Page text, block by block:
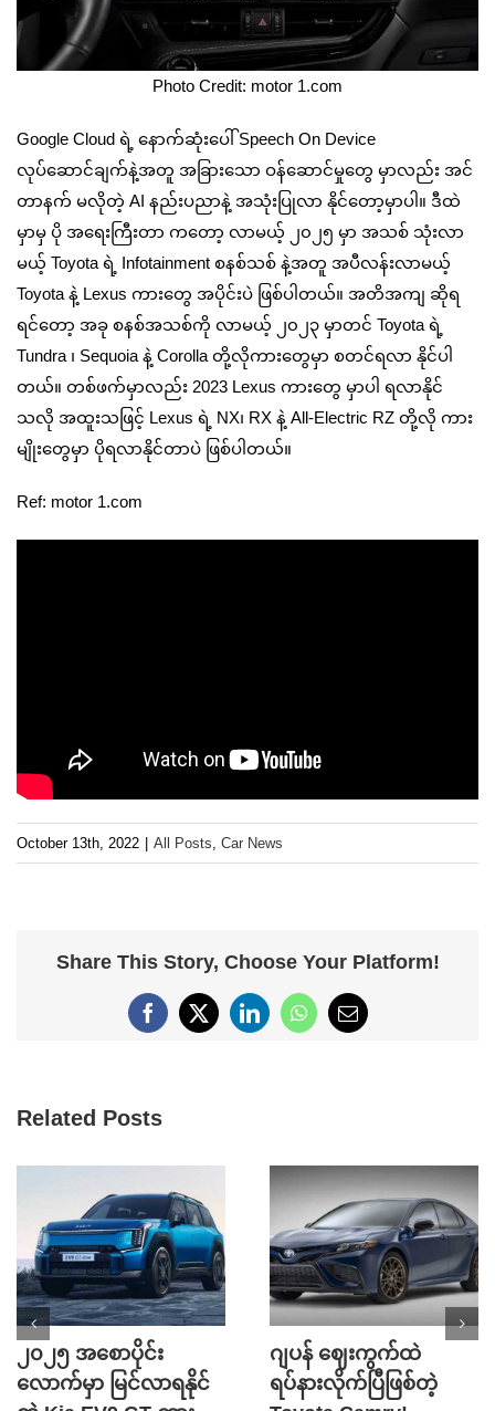
Photo Credit: motor 1.com
Google Cloud ရဲ့ နောက်ဆုံးပေါ် Speech On Device
လုပ်ဆောင်ချက်နဲ့အတူ အခြားသော ဝန်ဆောင်မှုတွေ မှာလည်း အင်
တာနက် မလိုတဲ့ AI နည်းပညာနဲ့ အသုံးပြုလာ နိုင်တော့မှာပါ။ ဒီထဲ
မှာမှ ပို အရေးကြီးတာ ကတော့ လာမယ့် ၂၀၂၅ မှာ အသစ် သုံးလာ
မယ့် Toyota ရဲ့ Infotainment စနစ်သစ် နဲ့အတူ အပီလန်းလာမယ့်
Toyota နဲ့ Lexus ကားတွေ အပိုင်းပဲ ဖြစ်ပါတယ်။ အတိအကျ ဆိုရ
ရင်တော့ အခု စနစ်အသစ်ကို လာမယ့် ၂၀၂၃ မှာတင် Toyota ရဲ့
Tundra ၊ Sequoia နဲ့ Corolla တို့လိုကားတွေမှာ စတင်ရလာ နိုင်ပါ
တယ်။ တစ်ဖက်မှာလည်း 2023 Lexus ကားတွေ မှာပါ ရလာနိုင်
သလို အထူးသဖြင့် Lexus ရဲ့ NX၊ RX နဲ့ All-Electric RZ တို့လို ကား
မျိုးတွေမှာ ပိုရလာနိုင်တာပဲ ဖြစ်ပါတယ်။
Ref: motor 1.com
October 13th, 2022 | All Posts Car News
Share This Story, Choose Your Platform!
Facebook
X LinkedInWhatsApp
Email
Related Posts
၂၀၂၅ အစောပိုင်း
လောက်မှာ မြင်လာရနိုင်
ဂျပန် ဈေးကွက်ထဲ
ရပ်နားလိုက်ပြီဖြစ်တဲ့